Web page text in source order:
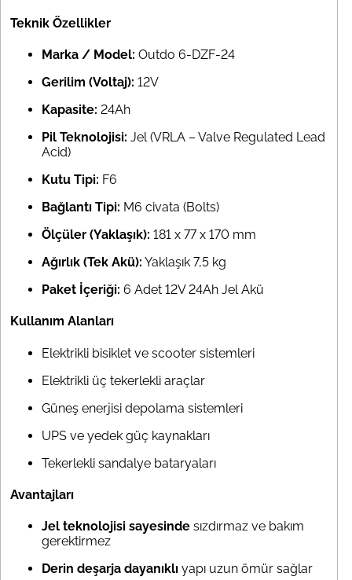
Teknik Özellikler
Marka / Model: Outdo 6-DZF-24
Gerilim (Voltaj): 12V
Kapasite: 24Ah
Pil Teknolojisi: Jel (VRLA – Valve Regulated Lead
Acid)
Kutu Tipi: F6
Bağlantı Tipi: M6 civata (Bolts)
Ölçüler (Yaklaşık): 181 x 77 x 170 mm
Ağırlık (Tek Akü): Yaklaşık 7,5 kg
Paket İçeriği: 6 Adet 12V 24Ah Jel Akü
Kullanım Alanları
Elektrikli bisiklet ve scooter sistemleri
Elektrikli üç tekerlekli araçlar
Güneş enerjisi depolama sistemleri
UPS ve yedek güç kaynakları
Tekerlekli sandalye bataryaları
Avantajları
Jel teknolojisi sayesinde sızdırmaz ve bakım
gerektirmez
Derin deşarja dayanıklı yapı uzun ömür sağlar